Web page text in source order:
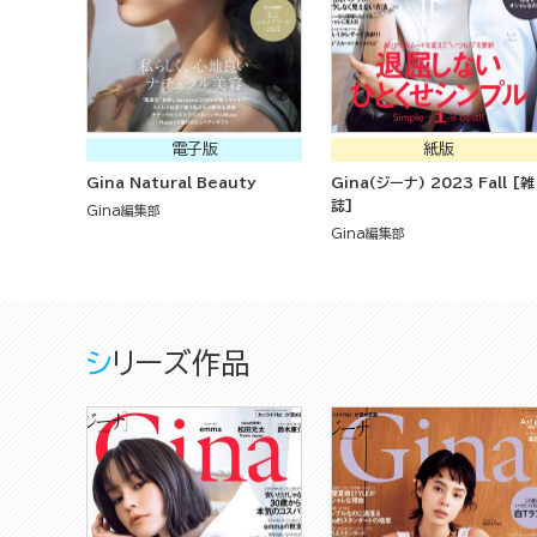
電子版
Gina Natural Beauty
Gina編集部
紙版
Gina(ジーナ) 2023 Fall [雑
誌]
Gina編集部
シリーズ作品